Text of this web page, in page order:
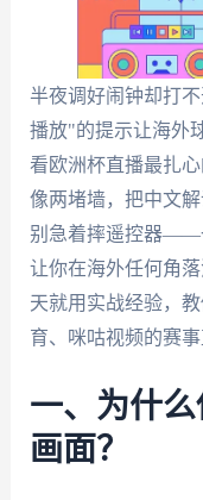
半夜调好闹钟却打
播放"的提示让海外
看欧洲杯直播最扎
像两堵墙，把中文
别急着摔遥控器——
让你在海外任何角
天就用实战经验，
育、咪咕视频的赛事
一、为什
画面？